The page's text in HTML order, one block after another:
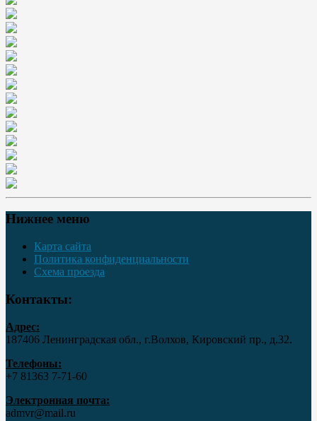
Нижнее меню
Карта сайта
Политика конфиденциальности
Схема проезда
Контакты:
Адрес:
187406 Ленинградская обл., г.Волхов, Кировский пр., д.32.
Телефоны:
+7 81363 7‑71-60
Электронная почта:
admvr@mail.ru